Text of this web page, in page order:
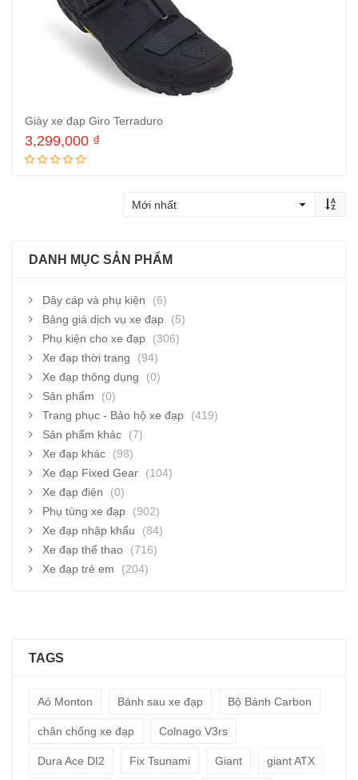
Giày xe đạp Giro Terraduro
3,299,000 ₫
DANH MỤC SẢN PHẨM
Dây cáp và phụ kiện
(6)
Bảng giá dịch vụ xe đạp
(5)
Phụ kiện cho xe đạp
(306)
Xe đạp thời trang
(94)
Xe đạp thông dụng
(0)
Sản phẩm
(0)
Trang phục - Bảo hộ xe đạp
(419)
Sản phẩm khác
(7)
Xe đạp khác
(98)
Xe đạp Fixed Gear
(104)
Xe đạp điện
(0)
Phụ tùng xe đạp
(902)
Xe đạp nhập khẩu
(84)
Xe đạp thể thao
(716)
Xe đạp trẻ em
(204)
TAGS
Aó Monton Bánh sau xe đạp Bộ Bánh Carbon
chân chống xe đạp Colnago V3rs
Dura Ace DI2 Fix Tsunami Giant giant ATX